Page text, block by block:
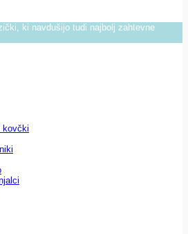
ki navdušijo tudi najbolj zahtevne
kovčki